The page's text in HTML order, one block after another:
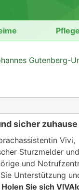
Gutenberg-
sicher
Vivi,
Sturzmelder
und
Unterstützung
Holen Sie sich